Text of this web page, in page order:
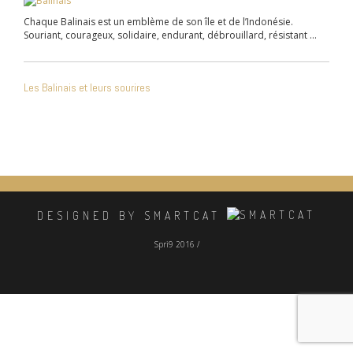
Chaque Balinais est un emblème de son île et de l’Indonésie.
Souriant, courageux, solidaire, endurant, débrouillard, résistant …
DE
Les Balinais et leurs sourires
DESIGNED BY SMARTCAT
Spri9 2016 /